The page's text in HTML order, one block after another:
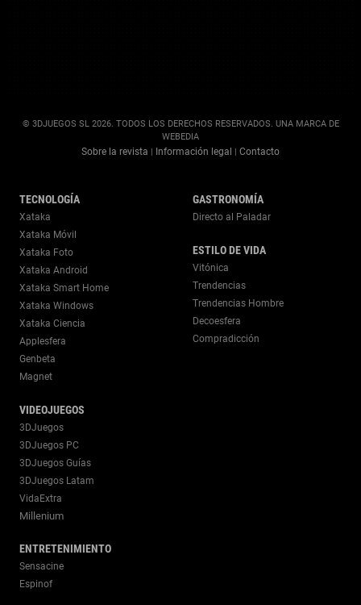
© 3DJUEGOS SL 2026. TODOS LOS DERECHOS RESERVADOS. UNA MARCA DE
WEBEDIA
Sobre la revista | Información legal | Contacto
TECNOLOGÍA
Xataka
Xataka Móvil
Xataka Foto
Xataka Android
Xataka Smart Home
Xataka Windows
Xataka Ciencia
Applesfera
Genbeta
Magnet
VIDEOJUEGOS
3DJuegos
3DJuegos PC
3DJuegos Guías
3DJuegos Latam
VidaExtra
Millenium
ENTRETENIMIENTO
Sensacine
Espinof
GASTRONOMÍA
Directo al Paladar
ESTILO DE VIDA
Vitónica
Trendencias
Trendencias Hombre
Decoesfera
Compradicción